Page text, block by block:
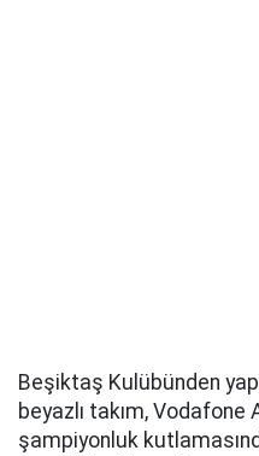
Beşiktaş Kulübünden
beyazlı takım,
şampiyonluk